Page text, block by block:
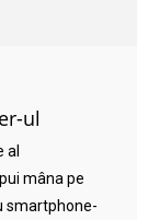
ul
al
mâna pe
smartphone-